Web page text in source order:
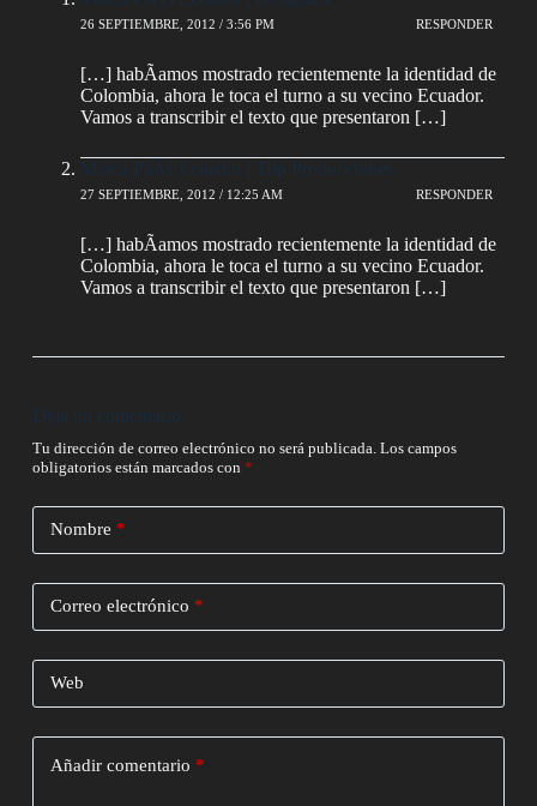
26 SEPTIEMBRE, 2012 / 3:56 PM RESPONDER
[…] habÃ­amos mostrado recientemente la identidad de
Colombia, ahora le toca el turno a su vecino Ecuador.
Vamos a transcribir el texto que presentaron […]
Marca PaÃ­s Ecuador | Trip Producciones
27 SEPTIEMBRE, 2012 / 12:25 AM RESPONDER
[…] habÃ­amos mostrado recientemente la identidad de
Colombia, ahora le toca el turno a su vecino Ecuador.
Vamos a transcribir el texto que presentaron […]
Deja un comentario
Tu dirección de correo electrónico no será publicada. Los campos
obligatorios están marcados con *
Nombre *
Correo electrónico *
Web
Añadir comentario *